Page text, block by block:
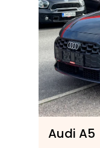
Audi A5